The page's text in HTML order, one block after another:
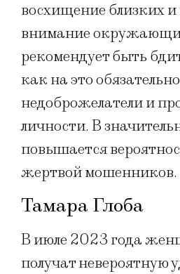
восхищение близких и
внимание
рекомендует быть
как на это
недоброжелатели и
личности. В
повышается
жертвой мошенников.
Тамара Глоба
В июле 2023 года
получат невероятную